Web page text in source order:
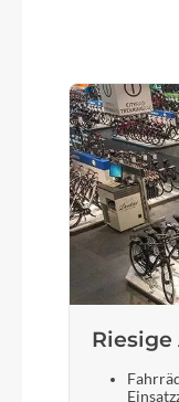
Riesige